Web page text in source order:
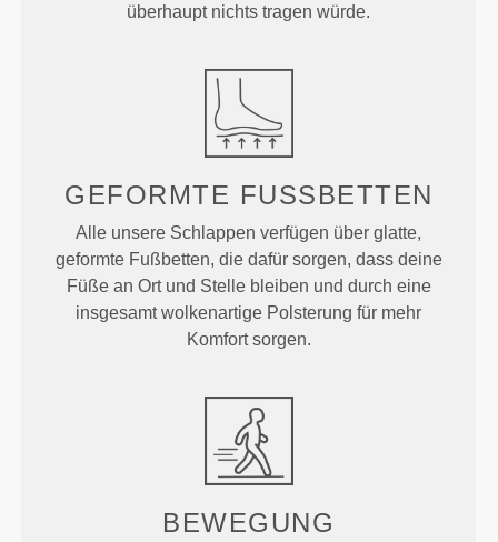
überhaupt nichts tragen würde.
GEFORMTE FUSSBETTEN
Alle unsere Schlappen verfügen über glatte,
geformte Fußbetten, die dafür sorgen, dass deine
Füße an Ort und Stelle bleiben und durch eine
insgesamt wolkenartige Polsterung für mehr
Komfort sorgen.
BEWEGUNG